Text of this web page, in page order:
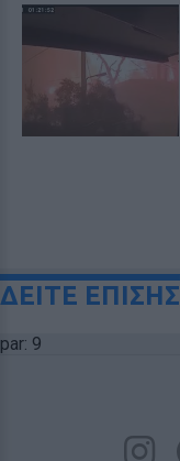
ΔΕΙΤΕ ΕΠΙΣΗΣ
par: 9